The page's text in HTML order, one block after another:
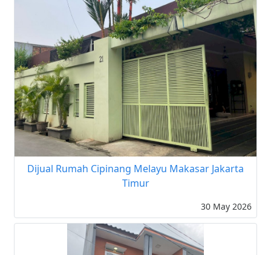
Dijual Rumah Cipinang Melayu Makasar Jakarta
Timur
30 May 2026